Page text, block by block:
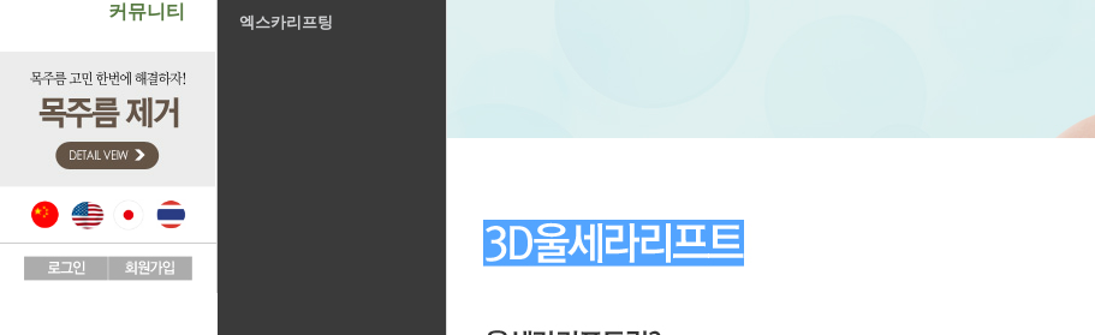
커뮤니티
엑스카리프팅